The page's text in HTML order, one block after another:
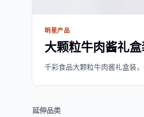
明星产品
大颗粒牛肉酱礼
千彩食品大颗粒牛肉酱礼盒装，
延伸品类